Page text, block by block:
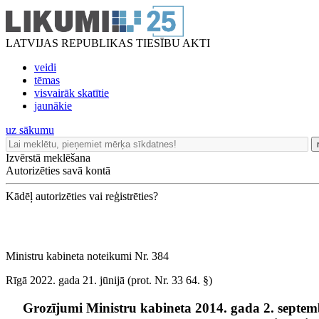
LATVIJAS REPUBLIKAS TIESĪBU AKTI
veidi
tēmas
visvairāk skatītie
jaunākie
uz sākumu
Izvērstā meklēšana
Autorizēties savā kontā
Kādēļ autorizēties vai reģistrēties?
Ministru kabineta noteikumi Nr. 384
Rīgā 2022. gada 21. jūnijā (prot. Nr. 33 64. §)
Grozījumi Ministru kabineta 2014. gada 2.